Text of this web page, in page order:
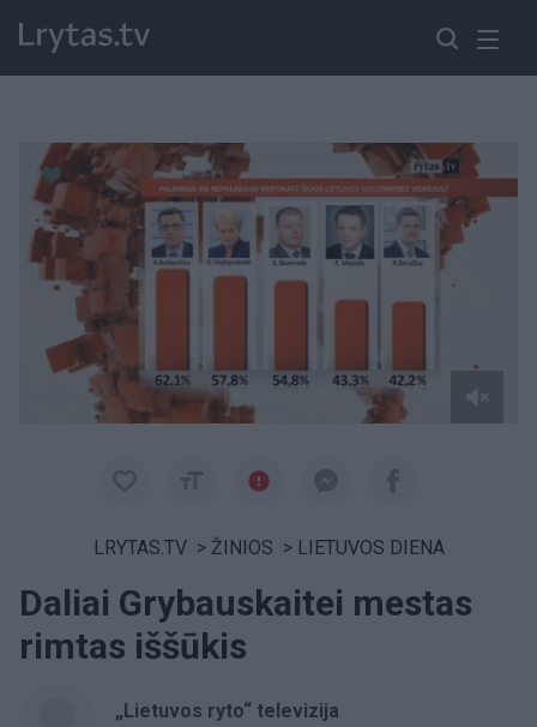
Paremkite Ukrainą
LRYTAS.TV > ŽINIOS > LIETUVOS DIENA
Daliai Grybauskaitei mestas
rimtas iššūkis
„Lietuvos ryto“ televizija